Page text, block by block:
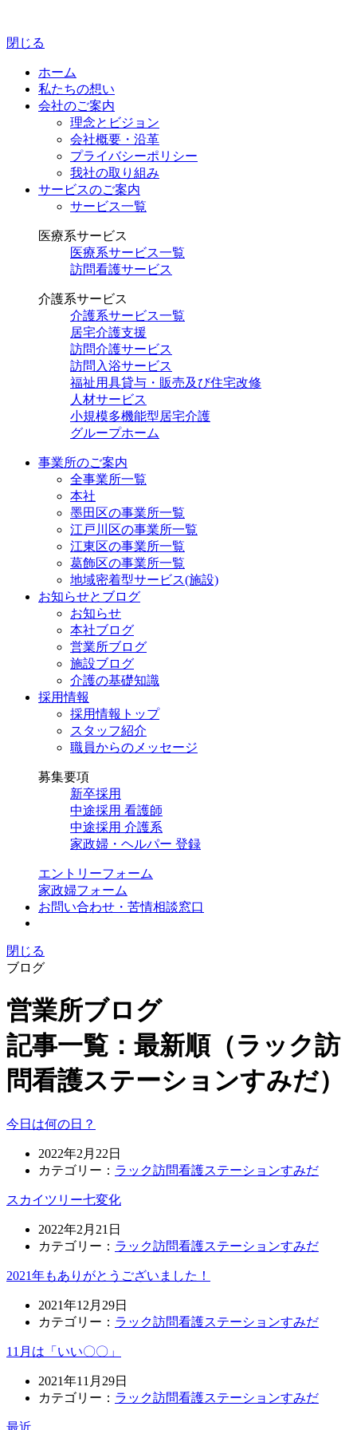
閉じる
ホーム
私たちの想い
会社のご案内
理念とビジョン
会社概要・沿革
プライバシーポリシー
我社の取り組み
サービスのご案内
サービス一覧
医療系サービス
医療系サービス一覧
訪問看護サービス
介護系サービス
介護系サービス一覧
居宅介護支援
訪問介護サービス
訪問入浴サービス
福祉用具貸与・販売及び住宅改修
人材サービス
小規模多機能型居宅介護
グループホーム
事業所のご案内
全事業所一覧
本社
墨田区の事業所一覧
江戸川区の事業所一覧
江東区の事業所一覧
葛飾区の事業所一覧
地域密着型サービス(施設)
お知らせとブログ
お知らせ
本社ブログ
営業所ブログ
施設ブログ
介護の基礎知識
採用情報
採用情報トップ
スタッフ紹介
職員からのメッセージ
募集要項
新卒採用
中途採用 看護師
中途採用 介護系
家政婦・ヘルパー 登録
エントリーフォーム
家政婦フォーム
お問い合わせ・苦情相談窓口
閉じる
ブログ
営業所ブログ
記事一覧：最新順（ラック訪
問看護ステーションすみだ）
今日は何の日？
2022年2月22日
カテゴリー： ラック訪問看護ステーションすみだ
スカイツリー七変化
2022年2月21日
カテゴリー： ラック訪問看護ステーションすみだ
2021年もありがとうございました！
2021年12月29日
カテゴリー： ラック訪問看護ステーションすみだ
11月は「いい〇〇」
2021年11月29日
カテゴリー： ラック訪問看護ステーションすみだ
最近